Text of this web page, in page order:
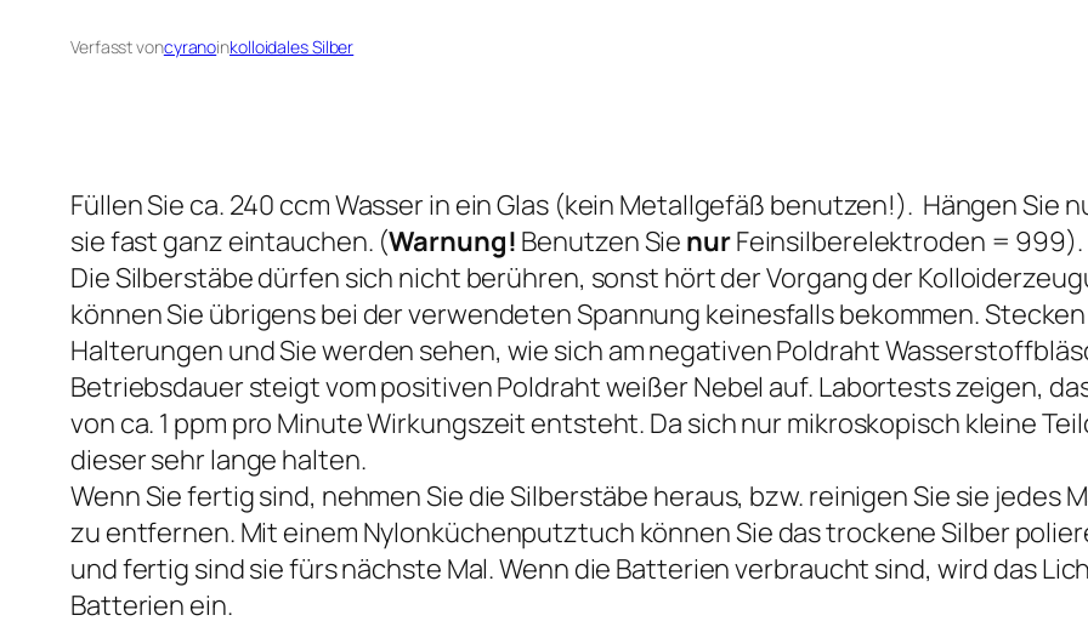
Verfasst voncyranoinkolloidales Silber
Füllen Sie ca. 240 ccm Wasser in ein Glas (kein Metallgefäß benutzen!). Hängen Sie
sie fast ganz eintauchen. (Warnung! Benutzen Sie nurFeinsilberelektroden = 999).
Die Silberstäbe dürfen sich nicht berühren, sonst hört der Vorgang der
können Sie übrigens bei der verwendeten Spannung keinesfalls bekommen.
Halterungen und Sie werden sehen, wie sich am negativen Poldraht
Betriebsdauer steigt vom positiven Poldraht weißer Nebel auf. Labortests zeigen,
von ca. 1 ppm pro Minute Wirkungszeit entsteht. Da sich nur mikroskopisch kleine
dieser sehr lange halten.
Wenn Sie fertig sind, nehmen Sie die Silberstäbe heraus, bzw. reinigen Sie sie jedes
zu entfernen. Mit einem Nylonküchenputztuch können Sie das trockene Silber
und fertig sind sie fürs nächste Mal. Wenn die Batterien verbraucht sind, wird das
Batterien ein.